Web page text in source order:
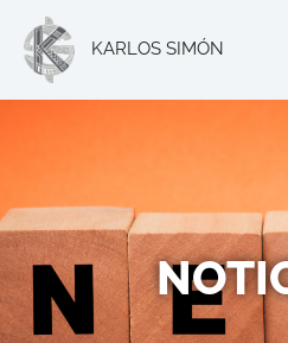
contenido
KARLOS SIMÓN